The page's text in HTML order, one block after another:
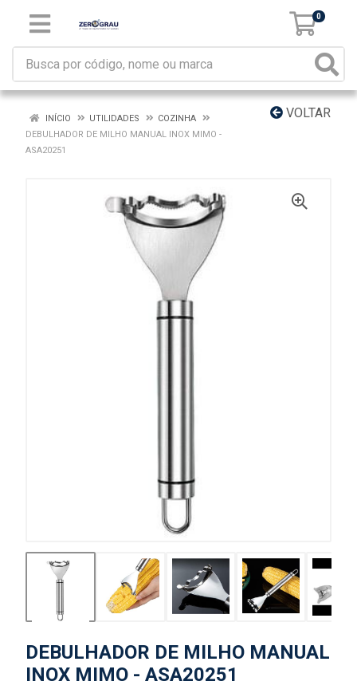
0
VOLTAR
INÍCIO UTILIDADES
COZINHA
DEBULHADOR DE MILHO MANUAL INOX MIMO -
ASA20251
DEBULHADOR DE MILHO MANUAL
INOX MIMO - ASA20251